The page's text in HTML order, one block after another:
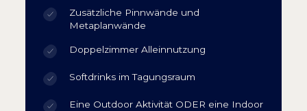
Zusätzliche Pinnwände und
Metaplanwände
Doppelzimmer Alleinnutzung
Softdrinks im Tagungsraum
Eine Outdoor Aktivität ODER eine Indoor